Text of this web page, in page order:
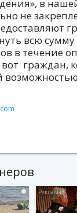
в
не
всю сумму
в течение
граждан,
i